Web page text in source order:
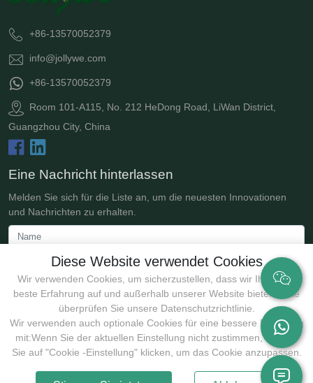
Diese Website verwendet Cookies
Wir verwenden Cookies, um sicherzustellen, dass wir Ihnen die
beste Erfahrung auf und außerhalb unserer Website bieten. Bitte
überprüfen Sie unsere Datenschutzrichtlinie.
Wir verwenden auch optionale Cookies für eine bessere Erfahrung
mit:Wenn Sie der aktuellen Einstellung nicht zustimmen, können
Sie auf "Cookie -Einstellung" klicken, um das Cookie anzupassen.
+86-13570052379
info@jollywe.com
+86-13570052379
Room 101-A115, No. 212 HeDong Road, LiWan District,
Guangzhou City, China
Eine Nachricht hinterlassen
Melden Sie sich für die Liste an, um die neuesten Innovationen
und Nachrichten zu erhalten.
Einreichen